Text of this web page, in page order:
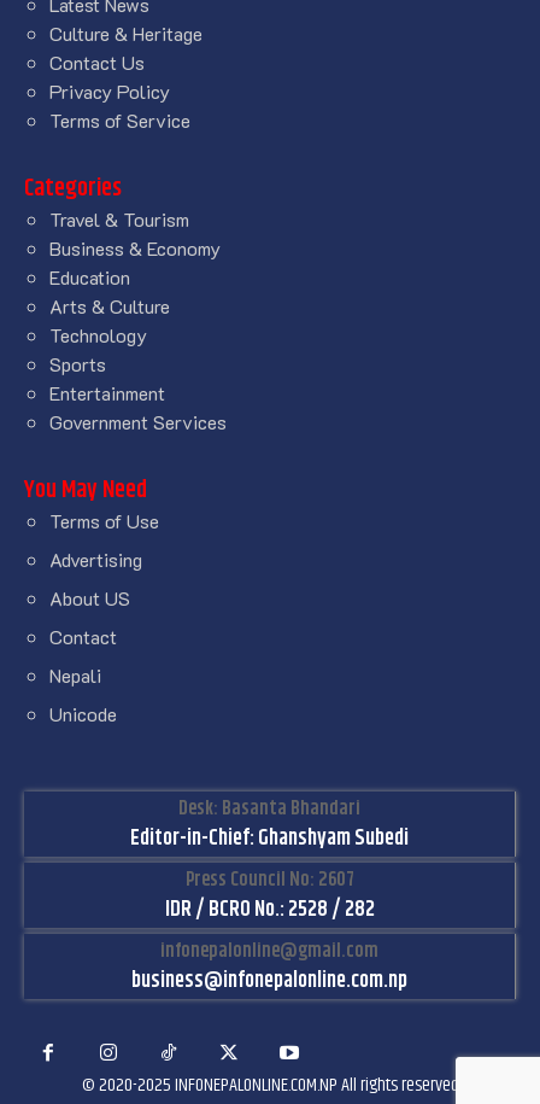
Culture & Heritage
Contact Us
Privacy Policy
Terms of Service
Categories
Travel & Tourism
Business & Economy
Education
Arts & Culture
Technology
Sports
Entertainment
Government Services
You May Need
Terms of Use
Advertising
About US
Contact
Nepali
Unicode
Desk: Basanta Bhandari
Editor-in-Chief: Ghanshyam Subedi
Press Council No: 2607
IDR / BCRO No.: 2528 / 282
infonepalonline@gmail.com
business@infonepalonline.com.np
© 2020-2025 INFONEPALONLINE.COM.NP All rights reserved